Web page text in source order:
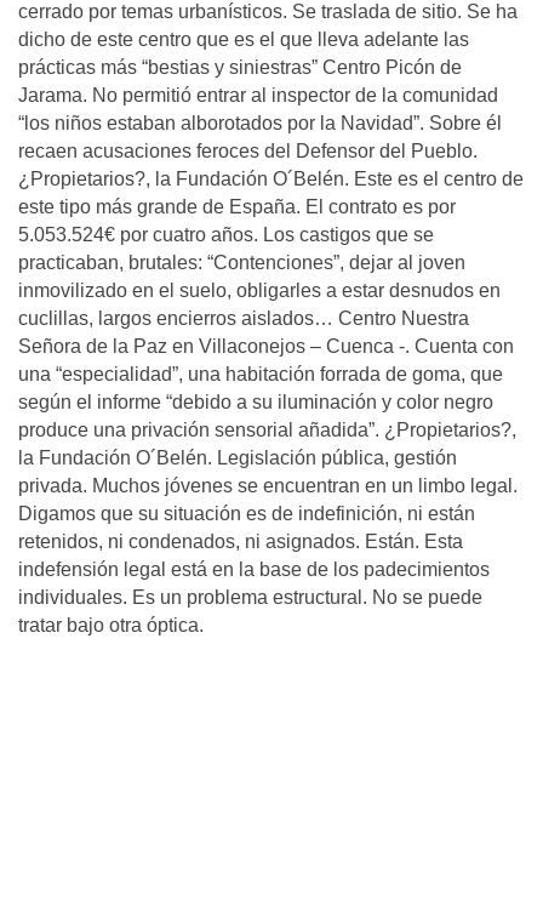
cerrado por temas urbanísticos. Se traslada de sitio. Se ha
dicho de este centro que es el que lleva adelante las
prácticas más “bestias y siniestras” Centro Picón de
Jarama. No permitió entrar al inspector de la comunidad
“los niños estaban alborotados por la Navidad”. Sobre él
recaen acusaciones feroces del Defensor del Pueblo.
¿Propietarios?, la Fundación O´Belén. Este es el centro de
este tipo más grande de España. El contrato es por
5.053.524€ por cuatro años. Los castigos que se
practicaban, brutales: “Contenciones”, dejar al joven
inmovilizado en el suelo, obligarles a estar desnudos en
cuclillas, largos encierros aislados… Centro Nuestra
Señora de la Paz en Villaconejos – Cuenca -. Cuenta con
una “especialidad”, una habitación forrada de goma, que
según el informe “debido a su iluminación y color negro
produce una privación sensorial añadida”. ¿Propietarios?,
la Fundación O´Belén. Legislación pública, gestión
privada. Muchos jóvenes se encuentran en un limbo legal.
Digamos que su situación es de indefinición, ni están
retenidos, ni condenados, ni asignados. Están. Esta
indefensión legal está en la base de los padecimientos
individuales. Es un problema estructural. No se puede
tratar bajo otra óptica.